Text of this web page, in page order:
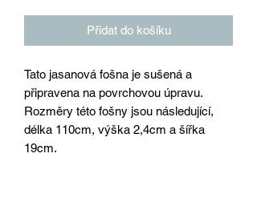
Přidat do košíku
Tato jasanová fošna je sušená a
připravena na povrchovou úpravu.
Rozměry této fošny jsou následující,
délka 110cm, výška 2,4cm a šířka
19cm.